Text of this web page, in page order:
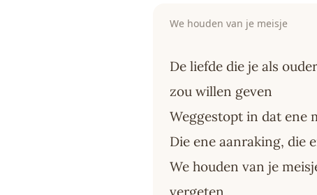
We houden van je meisje
De liefde die je als
zou willen geven
Weggestopt in dat ene
Die ene aanraking, die
We houden van je
vergeten